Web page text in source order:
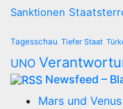
Sanktionen
Tagesschau Tiefer Staat
UNO
Newsfeed –
Mars und